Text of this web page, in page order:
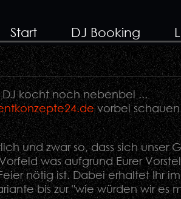
Start DJ Booking
DJ kocht noch nebenbei ...
vorbei
und zwar so, dass sich unser
was aufgrund Eurer
nötig ist. Dabei erhaltet Ihr
bis zur "wie würden wir es